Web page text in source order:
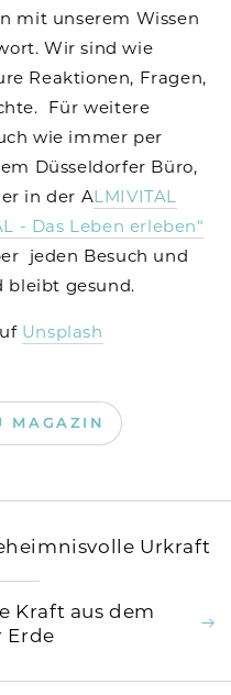
mit unserem Wissen
Wir sind wie
Reaktionen, Fragen,
Für weitere
wie immer per
Düsseldorfer Büro,
in der ALMIVITAL
- Das Leben erleben“
jeden Besuch und
bleibt gesund.
Unsplash
MAGAZIN
Urkraft
Kraft aus dem
Erde